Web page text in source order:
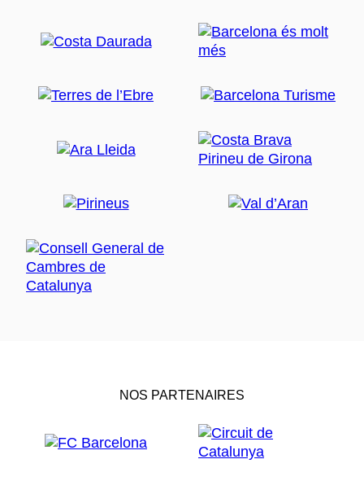
NOS PARTENAIRES